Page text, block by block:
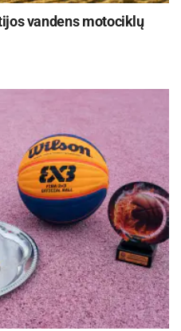
J.Kinderio viltys
sykį krito nuo
dalyvavo tik
surinko 613 taškų ir
tšk. buvo 34-as.
vandens motociklų